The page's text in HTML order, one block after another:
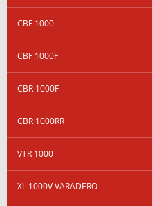
CBF 1000
CBF 1000F
CBR 1000F
CBR 1000RR
VTR 1000
XL 1000V VARADERO